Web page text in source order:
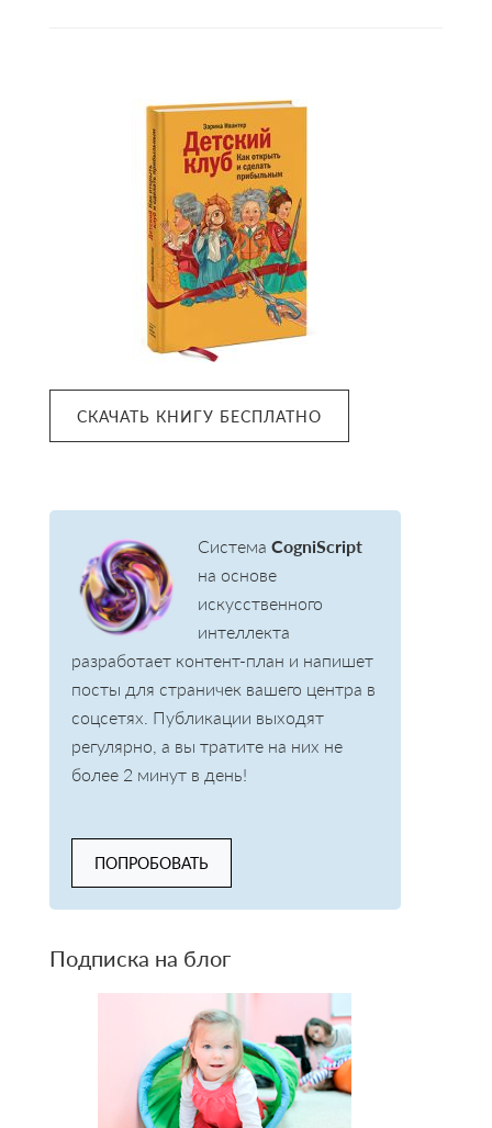
Primary
Sidebar
СКАЧАТЬ КНИГУ БЕСПЛАТНО
Система CogniScript
на основе
искусственного
интеллекта
разработает контент-план и напишет
посты для страничек вашего центра в
соцсетях. Публикации выходят
регулярно, а вы тратите на них не
более 2 минут в день!
ПОПРОБОВАТЬ
Подписка на блог